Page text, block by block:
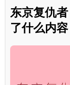
东京复仇
了什么内